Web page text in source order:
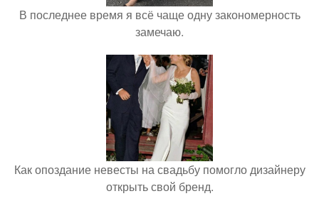
В последнее время я всё чаще одну закономерность
замечаю.
Как опоздание невесты на свадьбу помогло дизайнеру
открыть свой бренд.